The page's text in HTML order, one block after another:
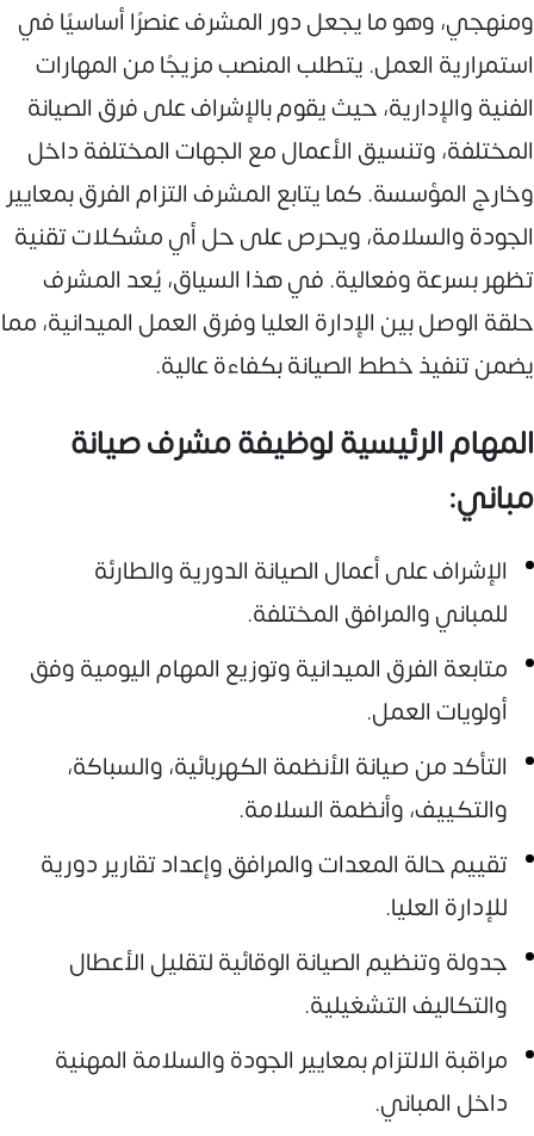
ومنهجي، وهو ما يجعل دور المشرف عنصرًا أساسيًا في
استمرارية العمل. يتطلب المنصب مزيجًا من المهارات
الفنية والإدارية، حيث يقوم بالإشراف على فرق الصيانة
المختلفة، وتنسيق الأعمال مع الجهات المختلفة داخل
وخارج المؤسسة. كما يتابع المشرف التزام الفرق بمعايير
الجودة والسلامة، ويحرص على حل أي مشكلات تقنية
تظهر بسرعة وفعالية. في هذا السياق، يُعد المشرف
حلقة الوصل بين الإدارة العليا وفرق العمل الميدانية، مما
يضمن تنفيذ خطط الصيانة بكفاءة عالية.
المهام الرئيسية لوظيفة مشرف صيانة
مباني:
الإشراف على أعمال الصيانة الدورية والطارئة
للمباني والمرافق المختلفة.
متابعة الفرق الميدانية وتوزيع المهام اليومية وفق
أولويات العمل.
التأكد من صيانة الأنظمة الكهربائية، والسباكة،
والتكييف، وأنظمة السلامة.
تقييم حالة المعدات والمرافق وإعداد تقارير دورية
للإدارة العليا.
جدولة وتنظيم الصيانة الوقائية لتقليل الأعطال
والتكاليف التشغيلية.
مراقبة الالتزام بمعايير الجودة والسلامة المهنية
داخل المباني.